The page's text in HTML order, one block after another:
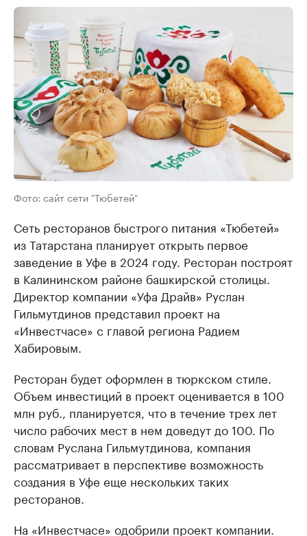
Фото: сайт сети "Тюбетей"
Сеть ресторанов быстрого питания «Тюбетей»
из Татарстана планирует открыть первое
заведение в Уфе в 2024 году. Ресторан построят
в Калининском районе башкирской столицы.
Директор компании «Уфа Драйв» Руслан
Гильмутдинов представил проект на
«Инвестчасе» с главой региона Радием
Хабировым.
Ресторан будет оформлен в тюркском стиле.
Объем инвестиций в проект оценивается в 100
млн руб., планируется, что в течение трех лет
число рабочих мест в нем доведут до 100. По
словам Руслана Гильмутдинова, компания
рассматривает в перспективе возможность
создания в Уфе еще нескольких таких
ресторанов.
На «Инвестчасе» одобрили проект компании.